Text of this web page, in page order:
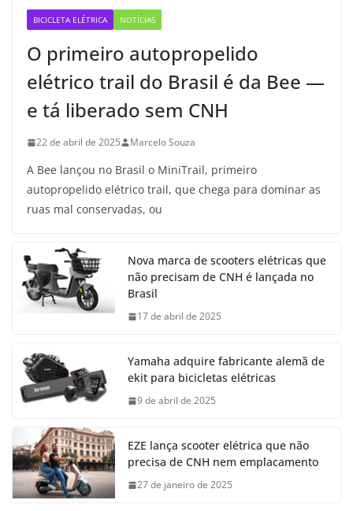
BICICLETA ELÉTRICA NOTÍCIAS
O primeiro autopropelido
elétrico trail do Brasil é da Bee —
e tá liberado sem CNH
22 de abril de 2025 Marcelo Souza
A Bee lançou no Brasil o MiniTrail, primeiro
autopropelido elétrico trail, que chega para dominar as
ruas mal conservadas, ou
Nova marca de scooters elétricas que
não precisam de CNH é lançada no
Brasil
17 de abril de 2025
Yamaha adquire fabricante alemã de
ekit para bicicletas elétricas
9 de abril de 2025
EZE lança scooter elétrica que não
precisa de CNH nem emplacamento
27 de janeiro de 2025